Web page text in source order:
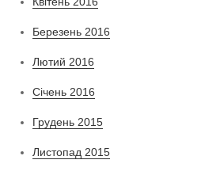
Березень 2016
Лютий 2016
Січень 2016
Грудень 2015
Листопад 2015